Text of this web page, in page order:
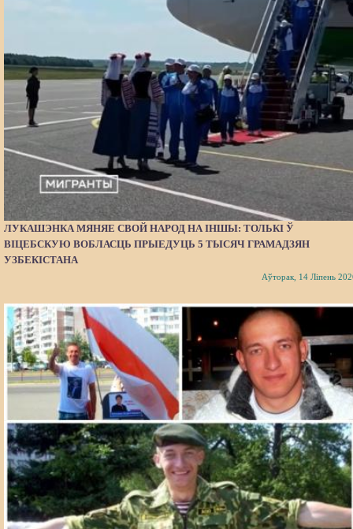
ЛУКАШЭНКА МЯНЯЕ СВОЙ НАРОД НА ІНШЫ: ТОЛЬКІ Ў
ВІЦЕБСКУЮ ВОБЛАСЦЬ ПРЫЕДУЦЬ 5 ТЫСЯЧ ГРАМАДЗЯН
УЗБЕКІСТАНА
Аўторак, 14 Ліпень